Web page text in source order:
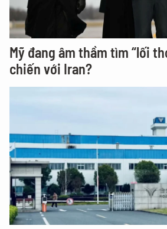
Mỹ đang âm thầm tìm “lối
chiến với Iran?